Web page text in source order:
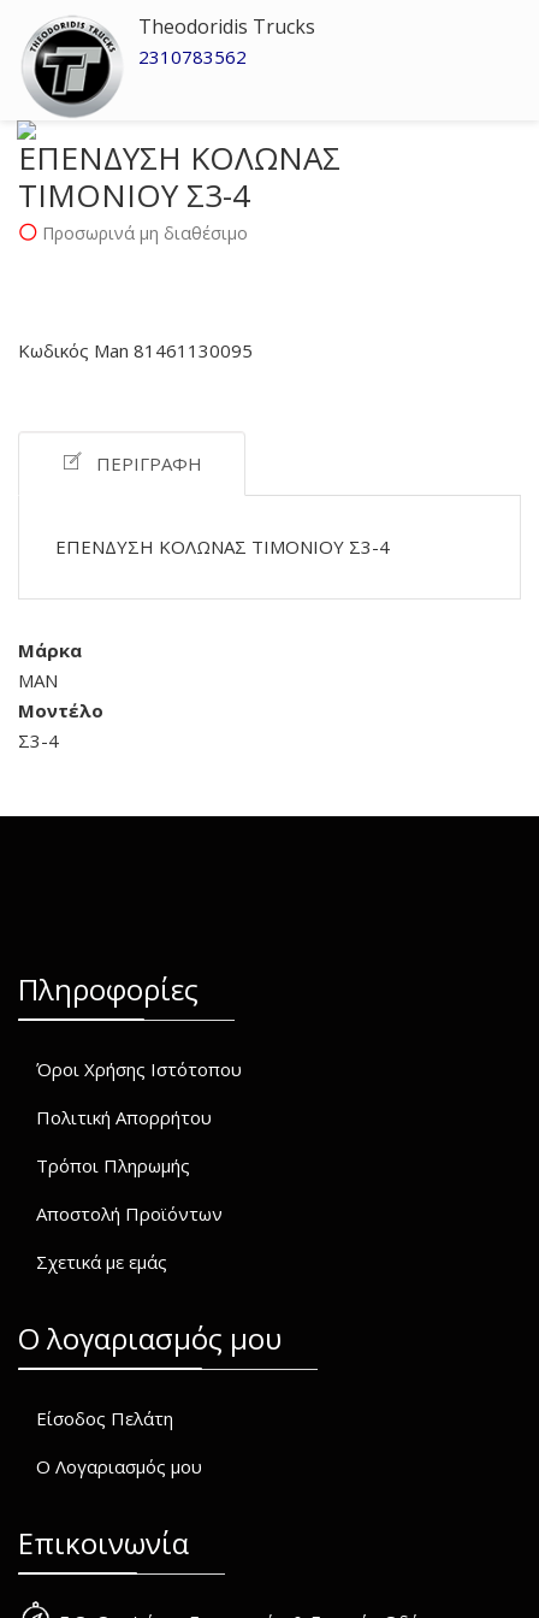
Theodoridis Trucks
2310783562
ΕΠΕΝΔΥΣΗ ΚΟΛΩΝΑΣ
ΤΙΜΟΝΙΟΥ Σ3-4
Προσωρινά μη διαθέσιμο
Κωδικός Man 81461130095
ΠΕΡΙΓΡΑΦΉ
ΕΠΕΝΔΥΣΗ ΚΟΛΩΝΑΣ ΤΙΜΟΝΙΟΥ Σ3-4
Μάρκα
MAN
Μοντέλο
Σ3-4
Πληροφορίες
Όροι Χρήσης Ιστότοπου
Πολιτική Απορρήτου
Τρόποι Πληρωμής
Αποστολή Προϊόντων
Σχετικά με εμάς
O λογαριασμός μου
Είσοδος Πελάτη
Ο Λογαριασμός μου
Επικοινωνία